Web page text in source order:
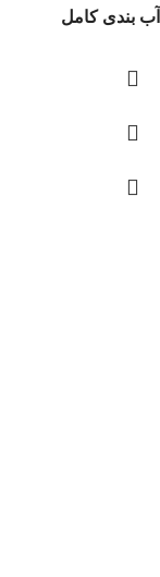
آب بندی کامل